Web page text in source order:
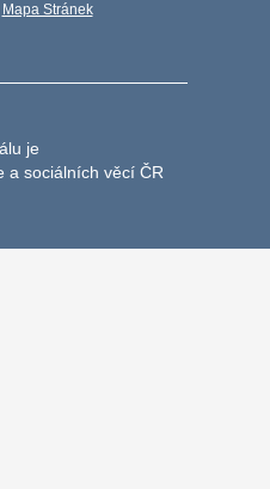
Mapa Stránek
je
a sociálních věcí ČR